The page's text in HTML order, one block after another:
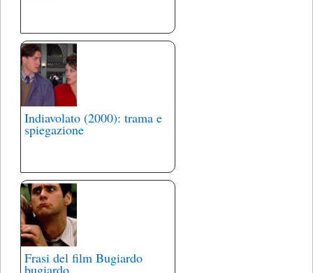
Indiavolato (2000): trama e
spiegazione
Frasi del film Bugiardo
bugiardo